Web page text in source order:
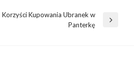
Korzyści Kupowania Ubranek w
Panterkę